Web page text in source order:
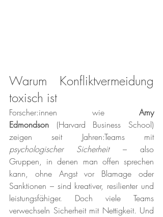
Warum Konfliktvermeidung
toxisch ist
Forscher:innen wie Amy
Edmondson (Harvard Business School)
zeigen seit Jahren:Teams mit
psychologischer Sicherheit – also
Gruppen, in denen man offen sprechen
kann, ohne Angst vor Blamage oder
Sanktionen – sind kreativer, resilienter und
leistungsfähiger. Doch viele Teams
verwechseln Sicherheit mit Nettigkeit. Und